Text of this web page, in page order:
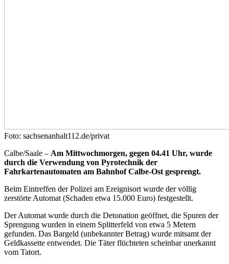
Foto: sachsenanhalt112.de/privat
Calbe/Saale – Am Mittwochmorgen, gegen 04.41 Uhr, wurde
durch die Verwendung von Pyrotechnik der
Fahrkartenautomaten am Bahnhof Calbe-Ost gesprengt.
Beim Eintreffen der Polizei am Ereignisort wurde der völlig
zerstörte Automat (Schaden etwa 15.000 Euro) festgestellt.
Der Automat wurde durch die Detonation geöffnet, die Spuren der
Sprengung wurden in einem Splitterfeld von etwa 5 Metern
gefunden. Das Bargeld (unbekannter Betrag) wurde mitsamt der
Geldkassette entwendet. Die Täter flüchteten scheinbar unerkannt
vom Tatort.